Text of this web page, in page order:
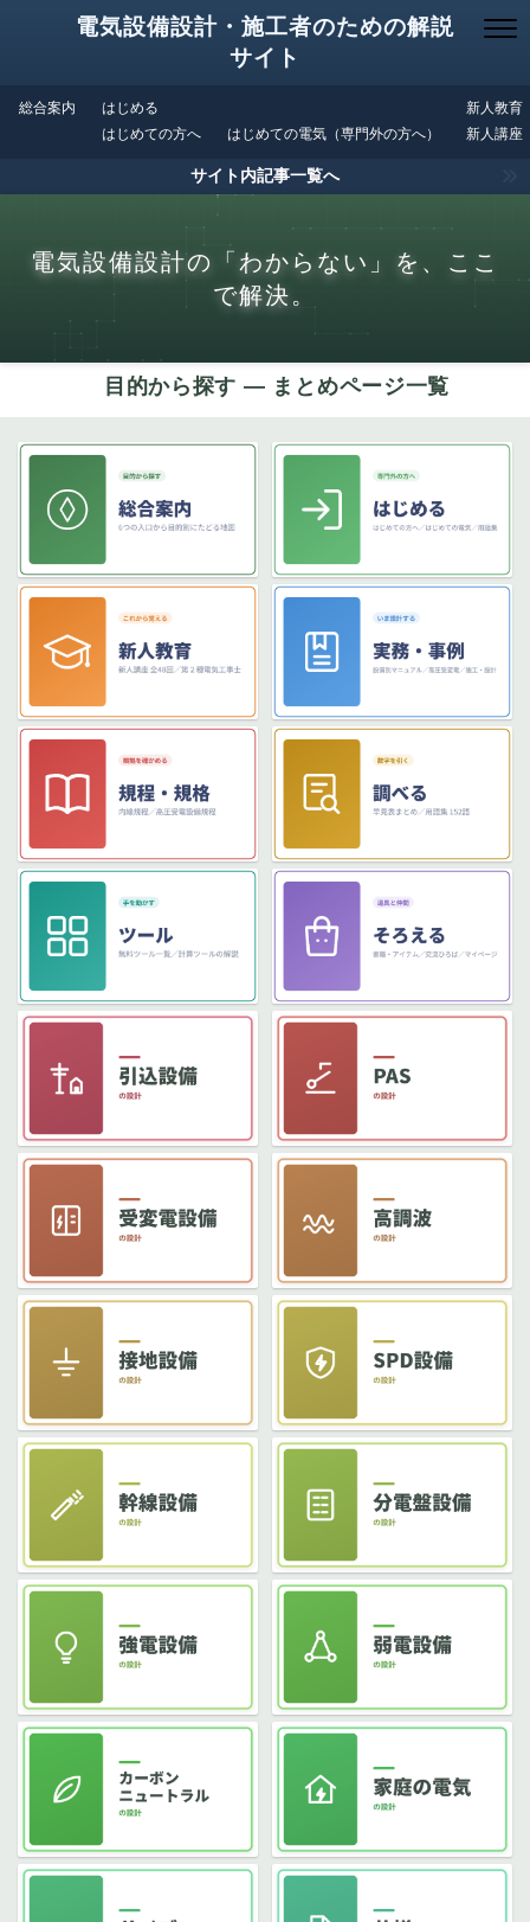
電気設備設計・施工者のための解説
サイト
総合案内
はじめる
はじめての方へ
はじめての電気（専門外の方へ）
新人教育
新人講座
サイト内記事一覧へ
電気設備設計の「わからない」を、ここ
で解決。